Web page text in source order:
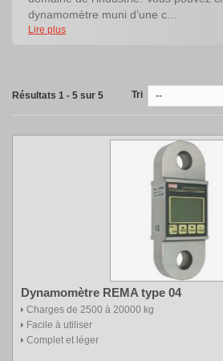
dynamomètre muni d’une c...
Lire plus
Résultats 1 - 5 sur 5 Tri --
Dynamomètre REMA type 04
Charges de 2500 à 20000 kg
Facile à utiliser
Complet et léger